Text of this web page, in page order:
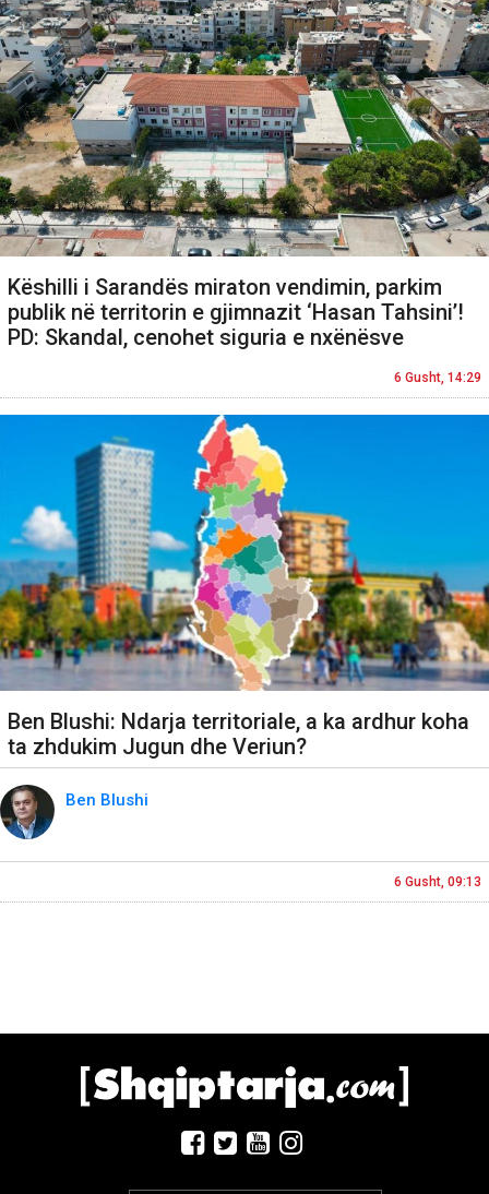
Këshilli i Sarandës miraton vendimin, parkim
publik në territorin e gjimnazit ‘Hasan Tahsini’!
PD: Skandal, cenohet siguria e nxënësve
6 Gusht, 14:29
Ben Blushi: Ndarja territoriale, a ka ardhur koha
ta zhdukim Jugun dhe Veriun?
Ben Blushi
6 Gusht, 09:13